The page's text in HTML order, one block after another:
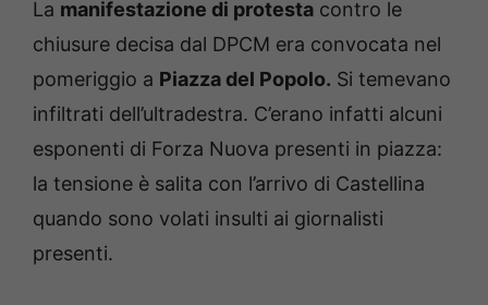
La manifestazione di protesta contro le
chiusure decisa dal DPCM era convocata nel
pomeriggio a Piazza del Popolo. Si temevano
infiltrati dell’ultradestra. C’erano infatti alcuni
esponenti di Forza Nuova presenti in piazza:
la tensione è salita con l’arrivo di Castellina
quando sono volati insulti ai giornalisti
presenti.